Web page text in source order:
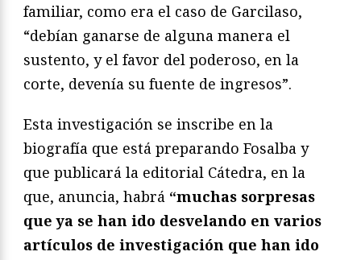
familiar, como era el caso de Garcilaso,
“debían ganarse de alguna manera el
sustento, y el favor del poderoso, en la
corte, devenía su fuente de ingresos”.
Esta investigación se inscribe en la
biografía que está preparando Fosalba y
que publicará la editorial Cátedra, en la
que, anuncia, habrá “muchas sorpresas
que ya se han ido desvelando en varios
artículos de investigación que han ido